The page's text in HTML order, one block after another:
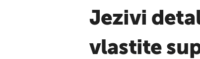
Jezivi
vlastite